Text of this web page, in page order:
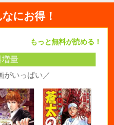
にお得！
もっと無料が読める！
増量
がいっぱい／